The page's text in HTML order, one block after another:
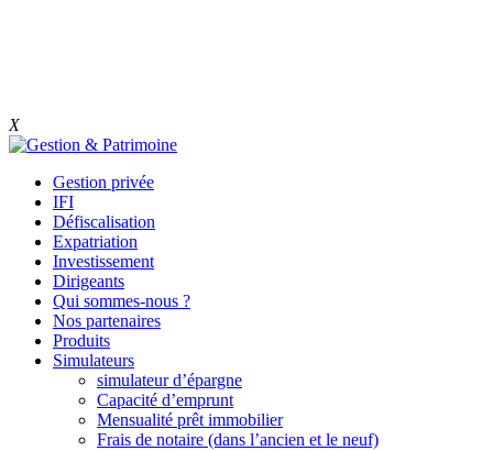
X
Gestion privée
IFI
Défiscalisation
Expatriation
Investissement
Dirigeants
Qui sommes-nous ?
Nos partenaires
Produits
Simulateurs
simulateur d’épargne
Capacité d’emprunt
Mensualité prêt immobilier
Frais de notaire (dans l’ancien et le neuf)